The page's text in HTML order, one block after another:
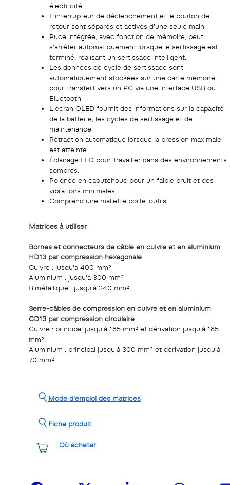
électricité.
L'interrupteur de déclenchement et le bouton de
retour sont séparés et activés d'une seule main.
Puce intégrée, avec fonction de mémoire, peut
s'arrêter automatiquement lorsque le sertissage est
terminé, réalisant un sertissage intelligent.
Les données de cycle de sertissage sont
automatiquement stockées sur une carte mémoire
pour transfert vers un PC via une interface USB ou
Bluetooth.
L'écran OLED fournit des informations sur la capacité
de la batterie, les cycles de sertissage et de
maintenance.
Rétraction automatique lorsque la pression maximale
est atteinte.
Éclairage LED pour travailler dans des environnements
sombres.
Poignée en caoutchouc pour un faible bruit et des
vibrations minimales.
Comprend une mallette porte-outils.
Matrices à utiliser
Bornes et connecteurs de câble en cuivre et en aluminium
HD13 par compression hexagonale
Cuivre : jusqu'à 400 mm²
Aluminium : jusqu'à 300 mm²
Bimétallique : jusqu'à 240 mm²
Serre-câbles de compression en cuivre et en aluminium
CD13 par compression circulaire
Cuivre : principal jusqu'à 185 mm² et dérivation jusqu'à 185
mm²
Aluminium : principal jusqu'à 300 mm² et dérivation jusqu'à
70 mm²
Où acheter
Mode d'emploi des matrices
Fiche produit